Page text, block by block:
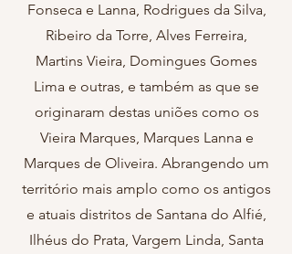
Fonseca e Lanna, Rodrigues da Silva,
Ribeiro da Torre, Alves Ferreira,
Martins Vieira, Domingues Gomes
Lima e outras, e também as que se
originaram destas uniões como os
Vieira Marques, Marques Lanna e
Marques de Oliveira. Abrangendo um
território mais amplo como os antigos
e atuais distritos de Santana do Alfié,
Ilhéus do Prata, Vargem Linda, Santa